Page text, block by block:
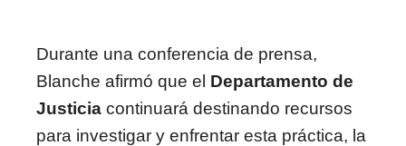
Durante una conferencia de prensa,
Blanche afirmó que el Departamento de
Justicia continuará destinando recursos
para investigar y enfrentar esta práctica, la